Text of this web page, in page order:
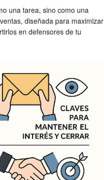
una tarea, sino como una
diseñada para maximizar
en defensores de tu